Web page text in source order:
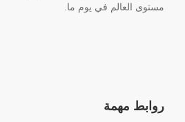
مستوى العالم في يوم ما.
روابط مهمة